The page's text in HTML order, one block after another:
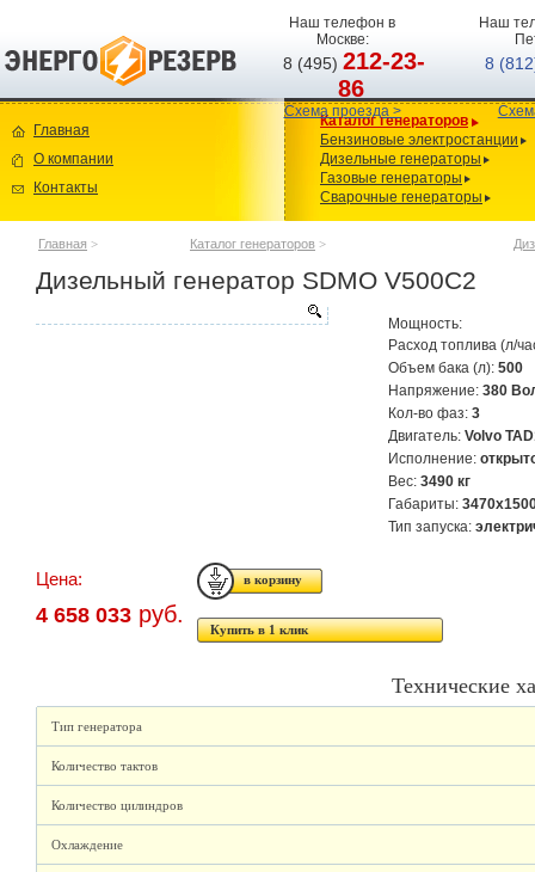
Наш телефон в
Москве:
8 (495)212-23-
86
Схема проезда >
Наш
8
Главная
О компании
Контакты
Каталог генераторов
Бензиновые электростанции
Дизельные генераторы
Газовые генераторы
Сварочные генераторы
Главная > Каталог генераторов >
Дизельный генератор SDMO V500C2
Мощность:
Расход топлива (л/
Объем бака (л): 500
Напряжение: 380
Кол-во фаз: 3
Двигатель: Volvo
Исполнение:
Вес: 3490 кг
Габариты:
Тип запуска:
Цена:
4 658 033 руб.
Купить в 1 клик
Технические
Тип генератора
Количество тактов
Количество цилиндров
Охлаждение